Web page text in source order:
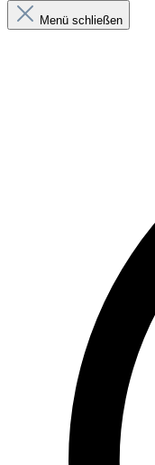
Menü schließen